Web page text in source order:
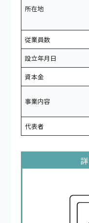
所在地
従業員数
設立年月日
資本金
事業内容
代表者